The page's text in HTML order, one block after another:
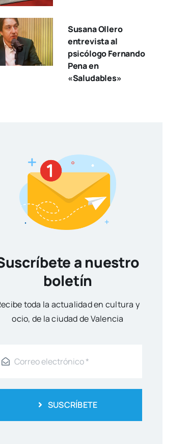
Susana Ollero
entrevista al
psicólogo Fernando
Pena en
«Saludables»
a nuestro
boletín
toda la actua­li­dad en cul­tu­ra y
ocio, de la ciu­dad de Valen­cia
SUSCRÍBETE